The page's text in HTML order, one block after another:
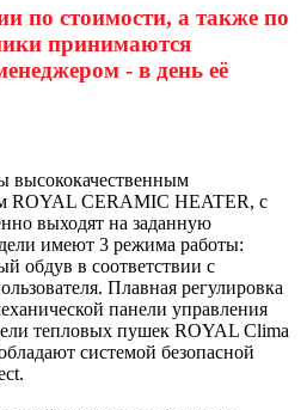
по стоимости, а также по
принимаются
- в день её
высококачественным
ROYAL CERAMIC HEATER, с
выходят на заданную
имеют 3 режима работы:
обдув в соответствии с
Плавная регулировка
панели управления
тепловых пушек ROYAL Clima
системой безопасной